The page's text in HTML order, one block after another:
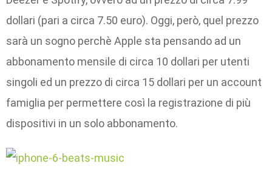
dollari (pari a circa 7.50 euro). Oggi, però, quel prezzo
sarà un sogno perchè Apple sta pensando ad un
abbonamento mensile di circa 10 dollari per utenti
singoli ed un prezzo di circa 15 dollari per un account
famiglia per permettere così la registrazione di più
dispositivi in un solo abbonamento.